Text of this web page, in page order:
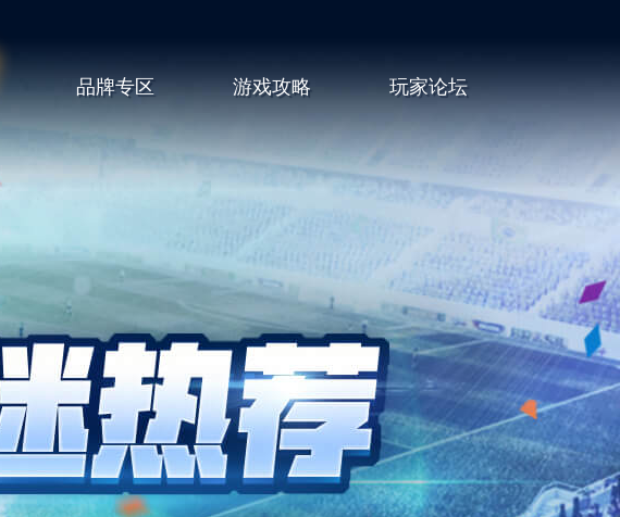
品牌专区 游戏攻略 玩家论坛